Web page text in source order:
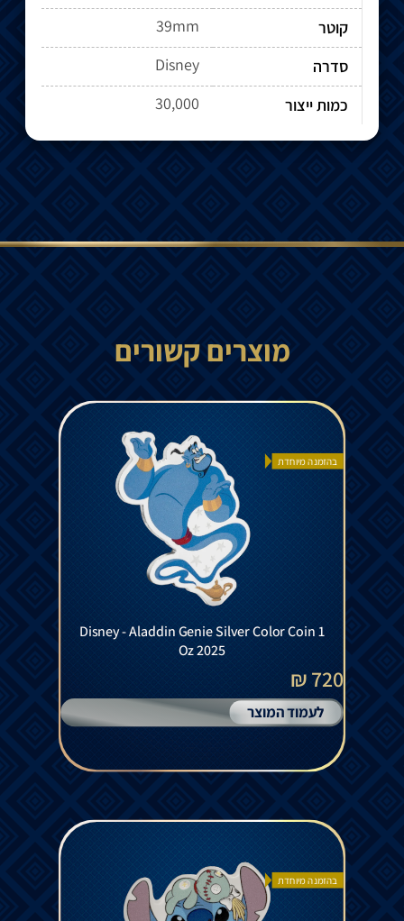
קוטר
39mm
סדרה
כמות ייצור
30,000
מוצרים קשורים
בהזמנה מיוחדת
Disney - Aladdin Genie Silver Color Coin 1
Oz 2025
720 ₪
לעמוד המוצר
בהזמנה מיוחדת